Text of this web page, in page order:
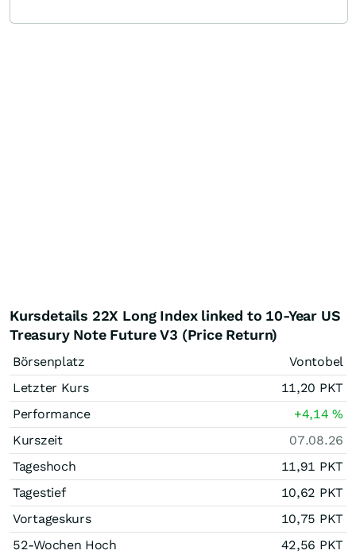
Kursdetails 22X Long Index linked to 10-Year US
Treasury Note Future V3 (Price Return)
Börsenplatz
Vontobel
Letzter Kurs
11,20 PKT
Performance
+4,14%
Kurszeit
07.08.26
Tageshoch
11,91 PKT
Tagestief
10,62 PKT
Vortageskurs
10,75 PKT
52-Wochen Hoch
42,56 PKT